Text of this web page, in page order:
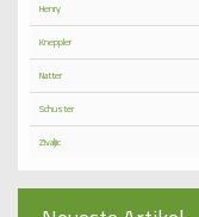
Henry
Kneppler
Natter
Schuster
Zivaljic